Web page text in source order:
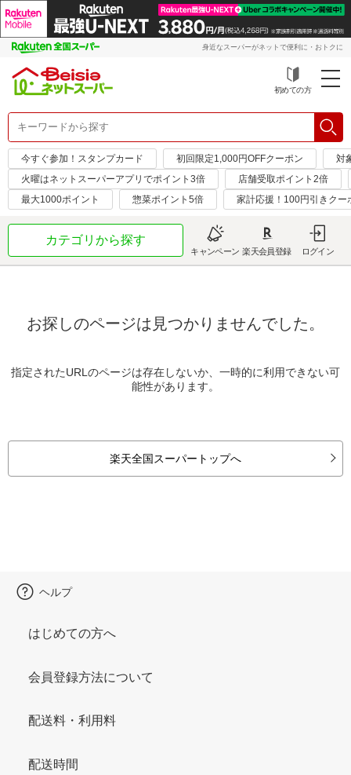
身近なスーパーがネットで便利に・おトクに
初めての方
今すぐ参加！スタンプカード 初回限定1,000円OFFクーポン
対
火曜はネットスーパーアプリでポイント3倍
店舗受取ポイント2倍
最大1000ポイント
惣菜ポイント5倍 家計応援！100円引きクー
カテゴリから探す
キャンペーン 楽天会員登録 ログイン
お探しのページは見つかりませんでした。
指定されたURLのページは存在しないか、一時的に利用できない可
能性があります。
楽天全国スーパートップへ
ヘルプ
はじめての方へ
会員登録方法について
配送料・利用料
配送時間